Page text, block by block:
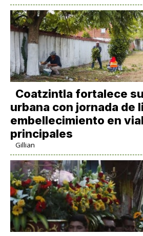
Coatzintla fortalece
urbana con jornada de
embellecimiento en
principales
Gillian